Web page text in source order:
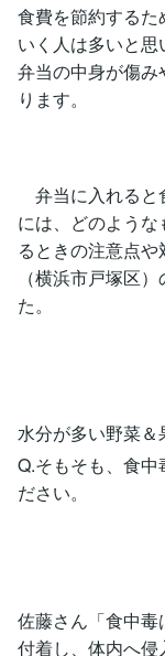
食費を節約する
いく人は多いと思
弁当の中身が傷
ります。
弁当に入れると
には、どのよう
るときの注意点や
（横浜市戸塚区
た。
水分が多い野菜＆
Q.そもそも、食中
ださい。
佐藤さん「食中
付着し、体内へ